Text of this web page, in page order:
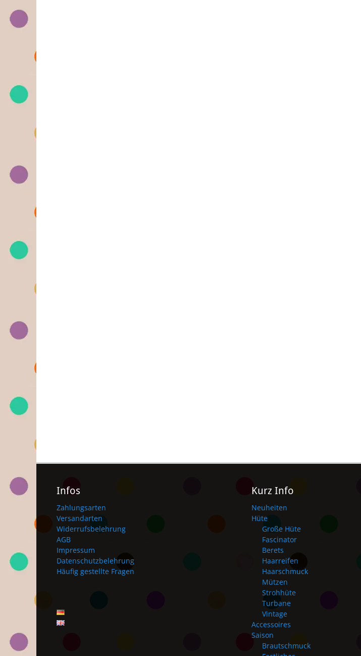
Infos
Zahlungsarten
Versandarten
Widerrufsbelehrung
AGB
Impressum
Datenschutzbelehrung
Häufig gestellte Fragen
Kurz Info
Neuheiten
Hüte
Große Hüte
Fascinator
Berets
Haarreifen
Haarschmuck
Mützen
Strohhüte
Turbane
Vintage
Accessoires
Saison
Brautschmuck